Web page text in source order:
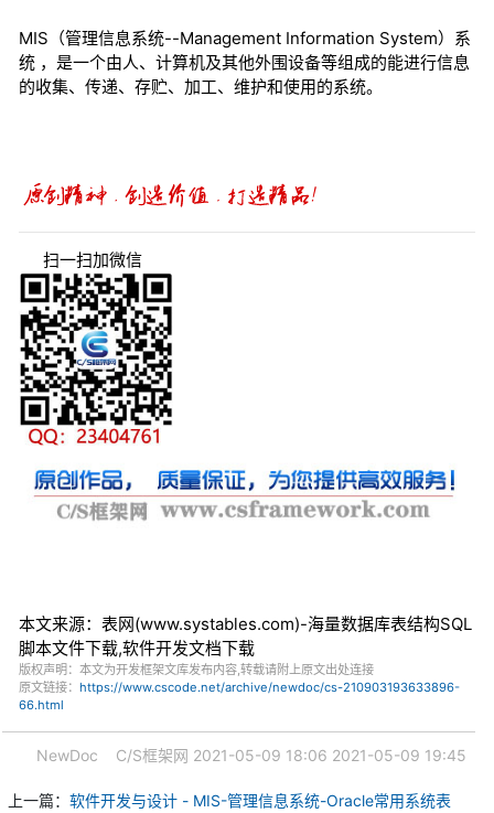
MIS（管理信息系统--Management Information System）系
统 ，是一个由人、计算机及其他外围设备等组成的能进行信息
的收集、传递、存贮、加工、维护和使用的系统。
扫一扫加微信
本文来源：表网(www.systables.com)-海量数据库表结构SQL
脚本文件下载,软件开发文档下载
版权声明：本文为开发框架文库发布内容,转载请附上原文出处连接
原文链接： https://www.cscode.net/archive/newdoc/cs-210903193633896-
66.html
NewDoc C/S框架网 2021-05-09 18:06 2021-05-09 19:45
上一篇： 软件开发与设计 - MIS-管理信息系统-Oracle常用系统表